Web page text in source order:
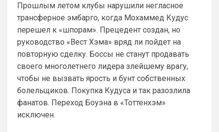
Прошлым летом клубы нарушили негласное
трансферное эмбарго, когда Мохаммед Кудус
перешел к «шпорам». Прецедент создан, но
руководство «Вест Хэма» вряд ли пойдет на
повторную сделку. Боссы не станут продавать
своего многолетнего лидера злейшему врагу,
чтобы не вызвать ярость и бунт собственных
болельщиков. Покупка Кудуса и так разозлила
фанатов. Переход Боуэна в «Тоттенхэм»
исключен.
отморозью, чтобы выбрать этот клуб.
Одно дело при РА, другое дело при
коликах...весь АПЛ смеется с куска
синего овна
Канонир• 20:09
Ответ для dimension
пока конечно не радует игрой челси) с
миланом бойня бывший топов будет)
бойня не получилась, такое ощущение,
прошлом